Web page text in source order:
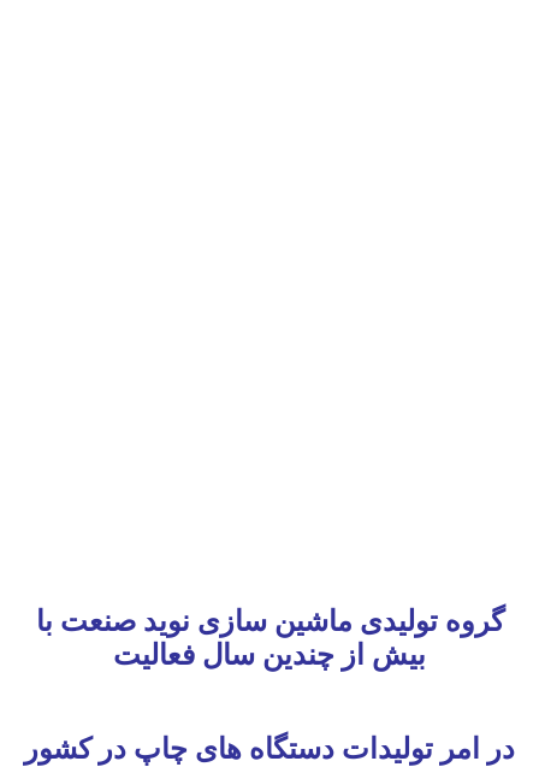
گروه تولیدی ماشین سازی نوید صنعت با
بیش از چندین سال فعالیت
در امر تولیدات دستگاه های چاپ در کشور